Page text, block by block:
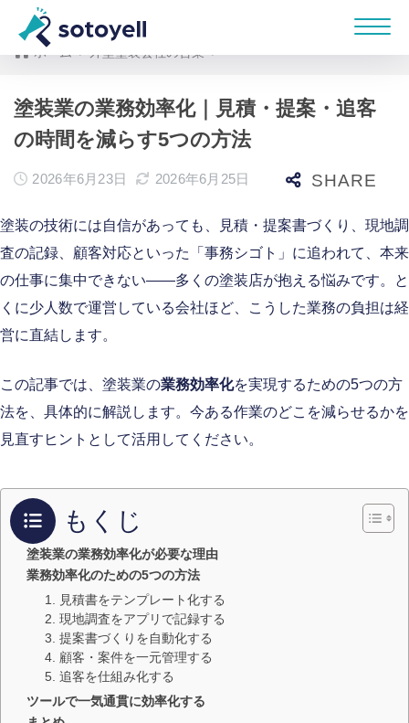
ホーム 外壁塗装会社の営業
塗装業の業務効率化｜見積・提案・追客
の時間を減らす5つの方法
2026年6月23日 2026年6月25日
塗装の技術には自信があっても、見積・提案書づくり、現地調
査の記録、顧客対応といった「事務シゴト」に追われて、本来
の仕事に集中できない——多くの塗装店が抱える悩みです。と
くに少人数で運営している会社ほど、こうした業務の負担は経
営に直結します。
この記事では、塗装業の業務効率化を実現するための5つの方
法を、具体的に解説します。今ある作業のどこを減らせるかを
見直すヒントとして活用してください。
もくじ
塗装業の業務効率化が必要な理由
業務効率化のための5つの方法
1. 見積書をテンプレート化する
2. 現地調査をアプリで記録する
3. 提案書づくりを自動化する
4. 顧客・案件を一元管理する
5. 追客を仕組み化する
ツールで一気通貫に効率化する